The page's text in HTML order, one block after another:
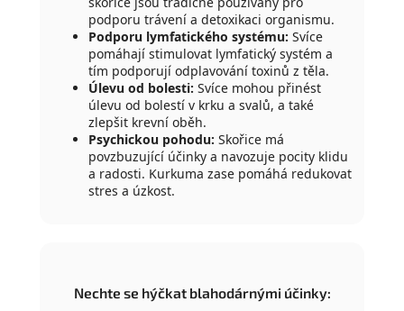
podporu trávení a detoxikaci organismu.
Podporu lymfatického systému: Svíce
pomáhají stimulovat lymfatický systém a
tím podporují odplavování toxinů z těla.
Úlevu od bolesti: Svíce mohou přinést
úlevu od bolestí v krku a svalů, a také
zlepšit krevní oběh.
Psychickou pohodu: Skořice má
povzbuzující účinky a navozuje pocity klidu
a radosti. Kurkuma zase pomáhá redukovat
stres a úzkost.
Nechte se hýčkat blahodárnými účinky: